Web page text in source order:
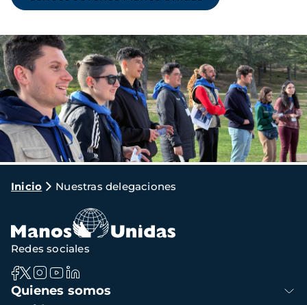
Imagen
Ruta
navegación
Inicio Nuestras delegaciones
Navegación
principal
Quienes somos
Redes sociales